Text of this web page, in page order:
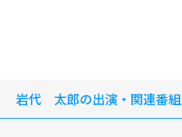
岩代 太郎の出演・関連番組